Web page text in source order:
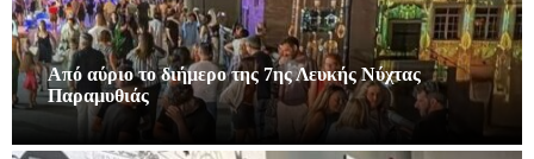
Από αύριο το διήμερο της 7ης Λευκής Νύχτας
Παραμυθιάς